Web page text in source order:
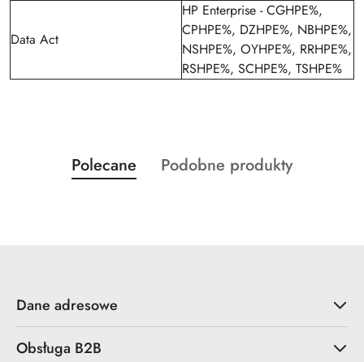
Data Act
HP Enterprise - CGHPE%,
CPHPE%, DZHPE%, NBHPE%,
NSHPE%, OYHPE%, RRHPE%,
RSHPE%, SCHPE%, TSHPE%
Pomiń karuzelę produktów
Produkty
o
Polecane
Produkty
Podobne produkty
Dane adresowe
Obsługa B2B